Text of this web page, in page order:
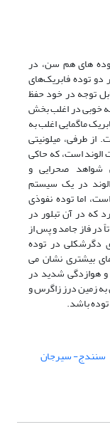
های هم سن، در
توده فابریک‌های
توجه در خود حفظ
به خوبی در اغلب بخش
ماگمایی اغلب به
از طرفی، میلونیتی
الوند است، که حاکی
شواهد صحرایی و
در یک سیستم
اما توده نفوذی
که در آن تبلور در
در فاز جامد و پس از
در توده
بیشتری نشان می
هوازدگی شدید در
به زمین درز زاگرس و
باشد.
سنندج- سیرجان